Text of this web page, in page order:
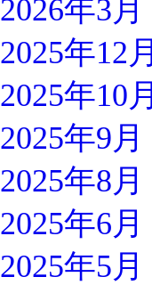
2026年3月
2025年12月
2025年10月
2025年9月
2025年8月
2025年6月
2025年5月